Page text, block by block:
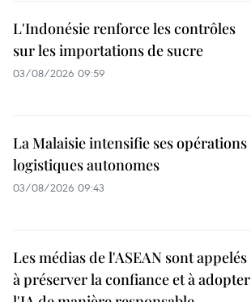
L'Indonésie renforce les contrôles
sur les importations de sucre
03/08/2026 09:59
La Malaisie intensifie ses opérations
logistiques autonomes
03/08/2026 09:43
Les médias de l'ASEAN sont appelés
à préserver la confiance et à adopter